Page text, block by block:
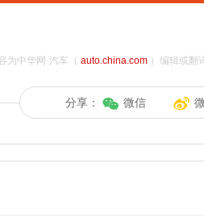
为中华网·汽车（ auto.china.com）编辑或翻
分享： 微信